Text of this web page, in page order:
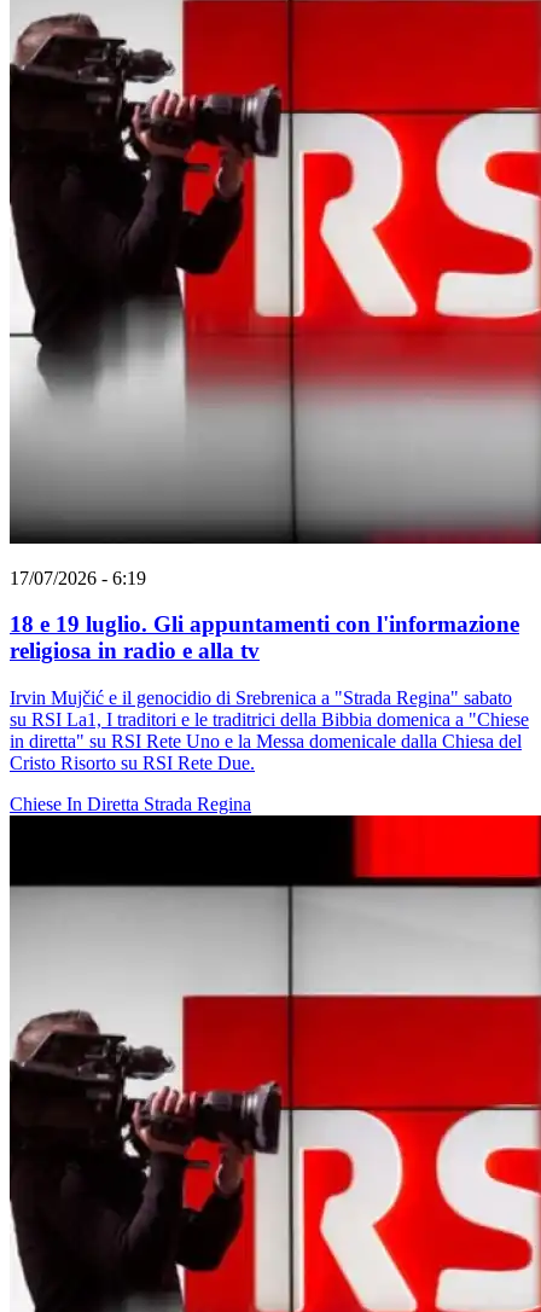
17/07/2026 - 6:19
18 e 19 luglio. Gli appuntamenti con l'informazione
religiosa in radio e alla tv
Irvin Mujčić e il genocidio di Srebrenica a "Strada Regina" sabato
su RSI La1, I traditori e le traditrici della Bibbia domenica a "Chiese
in diretta" su RSI Rete Uno e la Messa domenicale dalla Chiesa del
Cristo Risorto su RSI Rete Due.
Chiese In Diretta Strada Regina